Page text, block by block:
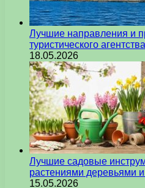
Лучшие направления и
туристического агентства
18.05.2026
Лучшие садовые
растениями деревьями
15.05.2026